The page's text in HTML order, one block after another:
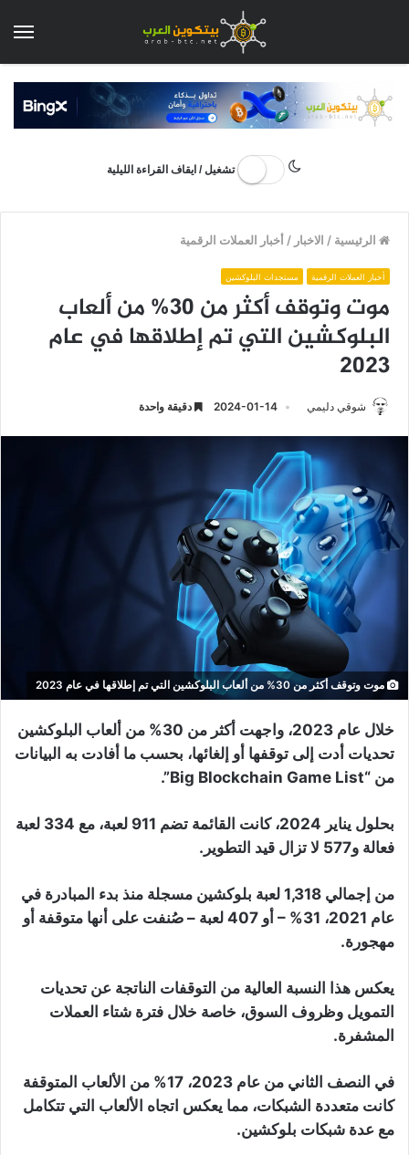
تشغيل / ايقاف القراءة الليلية
الرئيسية / الاخبار /أخبار العملات الرقمية
أخبار العملات الرقمية مستجدات البلوكشين
موت وتوقف أكثر من 30% من ألعاب
البلوكشين التي تم إطلاقها في عام
2023
شوقي دليمي 2024-01-14 دقيقة واحدة
موت وتوقف أكثر من 30% من ألعاب البلوكشين التي تم إطلاقها في عام 2023
خلال عام 2023، واجهت أكثر من 30% من ألعاب البلوكشين
تحديات أدت إلى توقفها أو إلغائها، بحسب ما أفادت به البيانات
من “Big Blockchain Game List”.
بحلول يناير 2024، كانت القائمة تضم 911 لعبة، مع 334 لعبة
فعالة و577 لا تزال قيد التطوير.
من إجمالي 1,318 لعبة بلوكشين مسجلة منذ بدء المبادرة في
عام 2021، 31% – أو 407 لعبة – صُنفت على أنها متوقفة أو
مهجورة.
يعكس هذا النسبة العالية من التوقفات الناتجة عن تحديات
التمويل وظروف السوق، خاصة خلال فترة شتاء العملات
المشفرة.
في النصف الثاني من عام 2023، 17% من الألعاب المتوقفة
كانت متعددة الشبكات، مما يعكس اتجاه الألعاب التي تتكامل
مع عدة شبكات بلوكشين.